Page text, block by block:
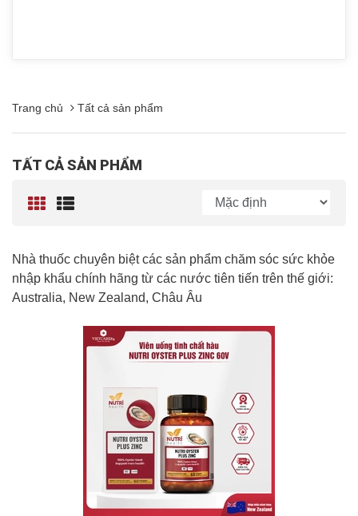
Trang chủ Tất cả sản phẩm
TẤT CẢ SẢN PHẨM
Nhà thuốc chuyên biệt các sản phẩm chăm sóc sức khỏe
nhập khẩu chính hãng từ các nước tiên tiến trên thế giới:
Australia, New Zealand, Châu Âu